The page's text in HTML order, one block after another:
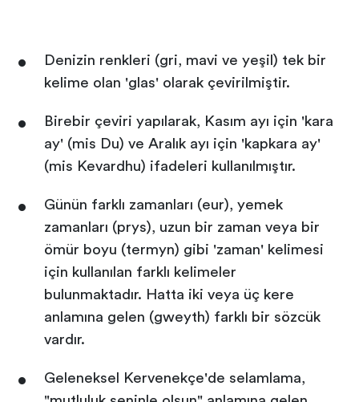
Denizin renkleri (gri, mavi ve yeşil) tek bir
kelime olan 'glas' olarak çevirilmiştir.
Birebir çeviri yapılarak, Kasım ayı için 'kara
ay' (mis Du) ve Aralık ayı için 'kapkara ay'
(mis Kevardhu) ifadeleri kullanılmıştır.
Günün farklı zamanları (eur), yemek
zamanları (prys), uzun bir zaman veya bir
ömür boyu (termyn) gibi 'zaman' kelimesi
için kullanılan farklı kelimeler
bulunmaktadır. Hatta iki veya üç kere
anlamına gelen (gweyth) farklı bir sözcük
vardır.
Geleneksel Kervenekçe'de selamlama,